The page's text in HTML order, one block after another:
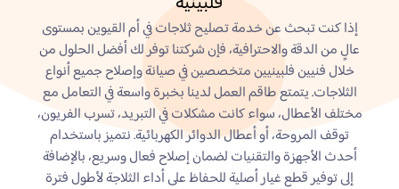
إذا كنت تبحث عن خدمة تصليح ثلاجات في أم القيوين بمستوى
عالٍ من الدقة والاحترافية، فإن شركتنا توفر لك أفضل الحلول من
خلال فنيين فلبينيين متخصصين في صيانة وإصلاح جميع أنواع
الثلاجات. يتمتع طاقم العمل لدينا بخبرة واسعة في التعامل مع
مختلف الأعطال، سواء كانت مشكلات في التبريد، تسرب الفريون،
توقف المروحة، أو أعطال الدوائر الكهربائية. نتميز باستخدام
أحدث الأجهزة والتقنيات لضمان إصلاح فعال وسريع، بالإضافة
إلى توفير قطع غيار أصلية للحفاظ على أداء الثلاجة لأطول فترة